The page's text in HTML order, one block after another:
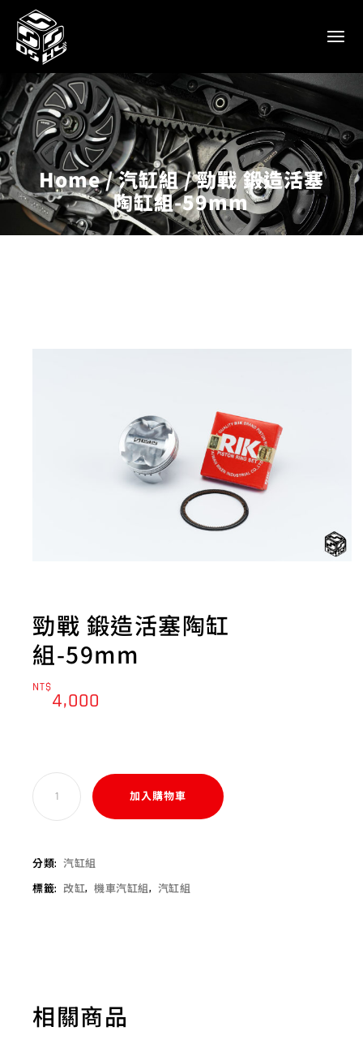
Home 汽缸組
勁戰 鍛造活塞
陶缸組-59mm
勁戰 鍛造活塞陶缸
組-59mm
NT$
4,000
加入購物車
分類: 汽缸組
標籤: 改缸, 機車汽缸組, 汽缸組
相關商品